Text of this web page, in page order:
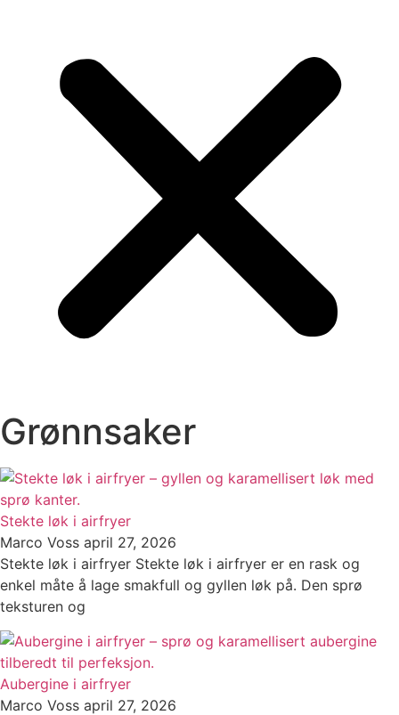
Grønnsaker
Stekte løk i airfryer
Marco Voss april 27, 2026
Stekte løk i airfryer Stekte løk i airfryer er en rask og
enkel måte å lage smakfull og gyllen løk på. Den sprø
teksturen og
Aubergine i airfryer
Marco Voss april 27, 2026